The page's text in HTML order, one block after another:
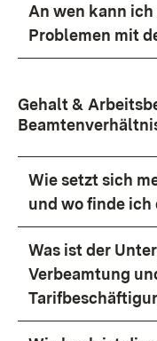
An wen kann
Problemen mit
Gehalt &
Wie setzt sich
und wo finde
Was ist der
Verbeamtung